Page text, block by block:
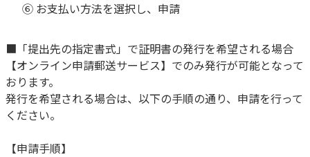
⑥ お支払い方法を選択し、申請
■「提出先の指定書式」で証明書の発行を希望される場合
【オンライン申請郵送サービス】でのみ発行が可能となって
おります。
発行を希望される場合は、以下の手順の通り、申請を行って
ください。
【申請手順】